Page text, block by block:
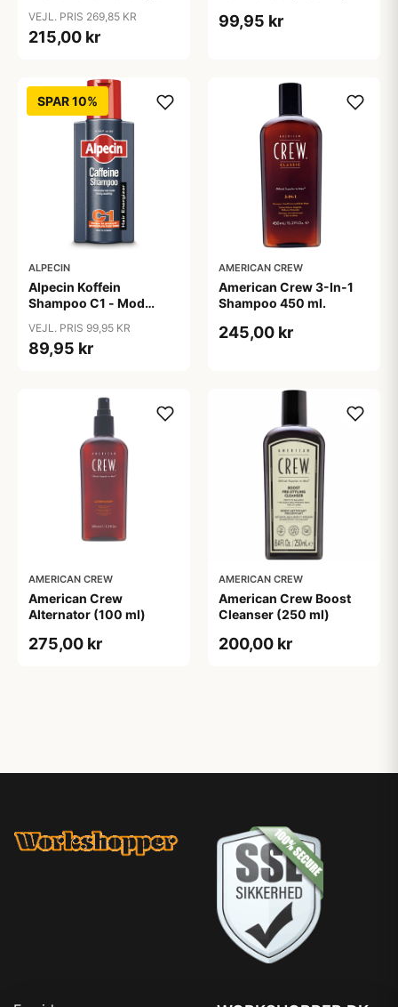
VEJL. PRIS 269,85 KR
215,00 kr
99,95 kr
SPAR 10%
ALPECIN
Alpecin Koffein
Shampoo C1 - Mod
VEJL. PRIS 99,95 KR
89,95 kr
AMERICAN CREW
American Crew 3-In-1
Shampoo 450 ml.
245,00 kr
AMERICAN CREW
American Crew
Alternator (100 ml)
275,00 kr
AMERICAN CREW
American Crew Boost
Cleanser (250 ml)
200,00 kr